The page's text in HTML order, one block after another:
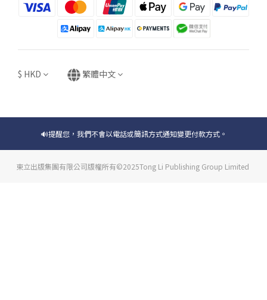
$ HKD 繁體中文
🔊提醒您，我們不會以電話或簡訊方式通知變更付款方式。
東立出版集團有限公司版權所有©2025Tong Li Publishing Group Limited